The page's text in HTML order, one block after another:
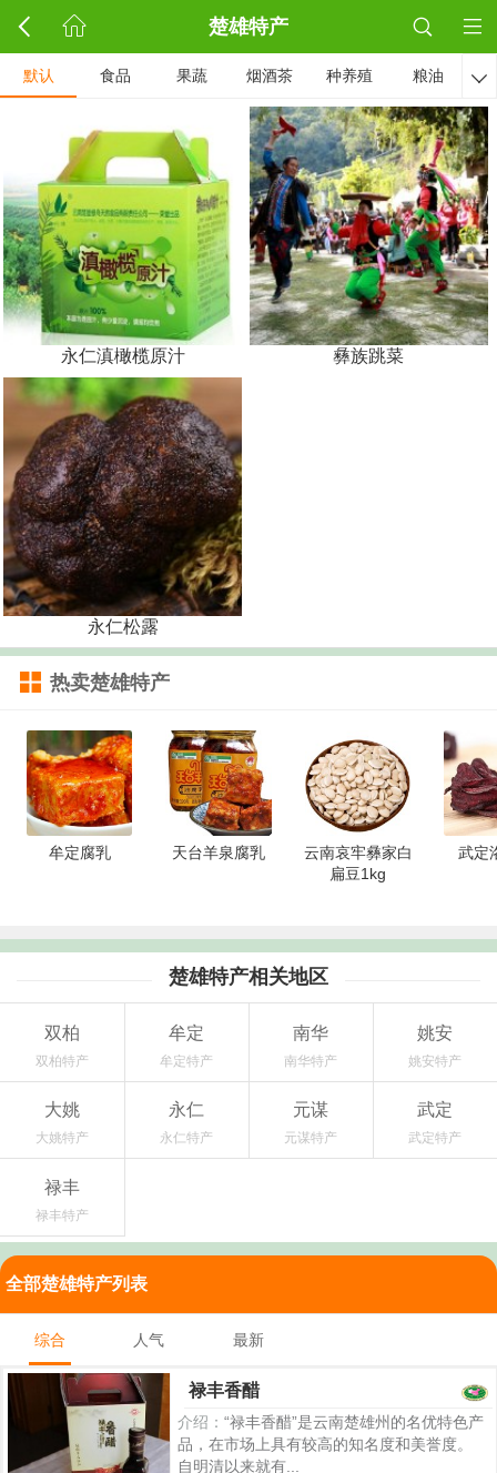
楚雄特产
默认 食品 果蔬 烟酒茶 种养殖 粮油 
永仁滇橄榄原汁 彝族跳菜
永仁松露
热卖楚雄特产
牟定腐乳 天台羊泉腐乳
云南哀牢彝家白
扁豆1kg
武定
楚雄特产相关地区
双柏
双柏特产
牟定
牟定特产
南华
南华特产
姚安
姚安特产
大姚
大姚特产
永仁
永仁特产
元谋
元谋特产
武定
武定特产
禄丰
禄丰特产
全部楚雄特产列表
综合 人气 最新
禄丰香醋
介绍： “禄丰香醋”是云南楚雄州的名优特色产
品，在市场上具有较高的知名度和美誉度。
自明清以来就有...